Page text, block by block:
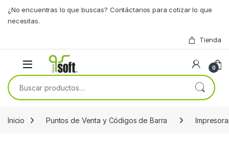
¿No encuentras lo que buscas? Contáctanos para cotizar lo que
necesitas.
Tienda
0
Buscar por:
Inicio Puntos de Venta y Códigos de Barra